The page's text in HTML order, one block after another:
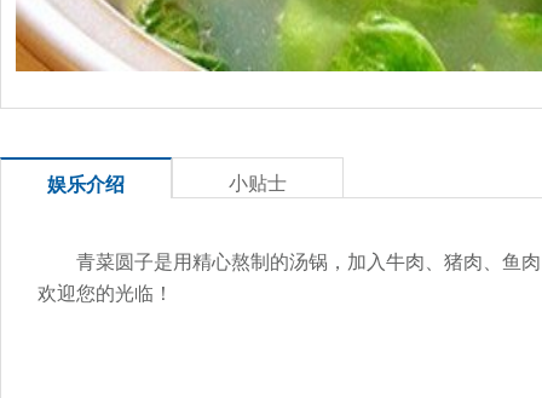
娱乐介绍 小贴士
青菜圆子是用精心熬制的汤锅，加入牛肉、猪肉、鱼
欢迎您的光临！